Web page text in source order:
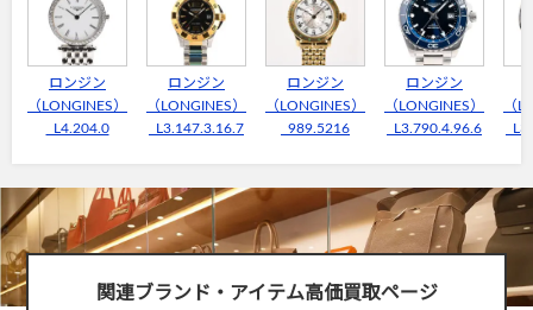
ロンジン
（LONGINES）
L4.204.0
ロンジン
（LONGINES）
L3.147.3.16.7
ロンジン
（LONGINES）
989.5216
ロンジン
（LONGINES）
L3.790.4.96.6
（
関連ブランド・アイテム高価買取ページ